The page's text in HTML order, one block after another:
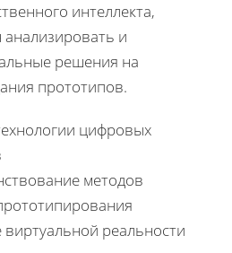
интеллекта,
и
решения на
прототипов.
цифровых
методов
реальности